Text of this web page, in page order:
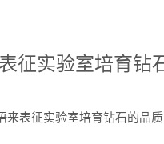
征实验室培育钻
来表征实验室培育钻石的品质